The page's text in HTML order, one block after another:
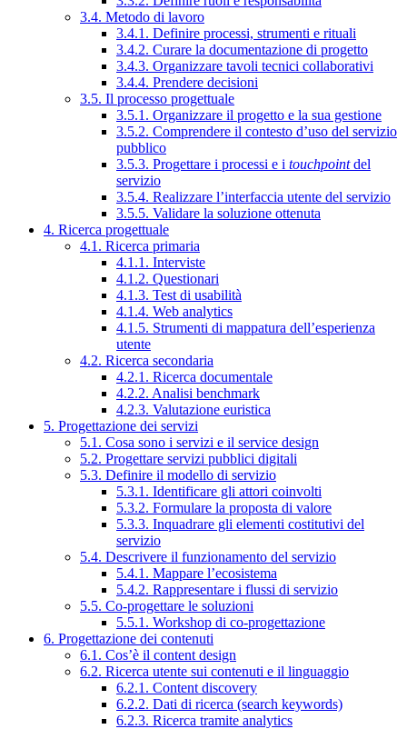
3.4. Metodo di lavoro
3.4.1. Definire processi, strumenti e rituali
3.4.2. Curare la documentazione di progetto
3.4.3. Organizzare tavoli tecnici collaborativi
3.4.4. Prendere decisioni
3.5. Il processo progettuale
3.5.1. Organizzare il progetto e la sua gestione
3.5.2. Comprendere il contesto d’uso del servizio
pubblico
3.5.3. Progettare i processi e i touchpointdel
servizio
3.5.4. Realizzare l’interfaccia utente del servizio
3.5.5. Validare la soluzione ottenuta
4. Ricerca progettuale
4.1. Ricerca primaria
4.1.1. Interviste
4.1.2. Questionari
4.1.3. Test di usabilità
4.1.4. Web analytics
4.1.5. Strumenti di mappatura dell’esperienza
utente
4.2. Ricerca secondaria
4.2.1. Ricerca documentale
4.2.2. Analisi benchmark
4.2.3. Valutazione euristica
5. Progettazione dei servizi
5.1. Cosa sono i servizi e il service design
5.2. Progettare servizi pubblici digitali
5.3. Definire il modello di servizio
5.3.1. Identificare gli attori coinvolti
5.3.2. Formulare la proposta di valore
5.3.3. Inquadrare gli elementi costitutivi del
servizio
5.4. Descrivere il funzionamento del servizio
5.4.1. Mappare l’ecosistema
5.4.2. Rappresentare i flussi di servizio
5.5. Co-progettare le soluzioni
5.5.1. Workshop di co-progettazione
6. Progettazione dei contenuti
6.1. Cos’è il content design
6.2. Ricerca utente sui contenuti e il linguaggio
6.2.1. Content discovery
6.2.2. Dati di ricerca (search keywords)
6.2.3. Ricerca tramite analytics